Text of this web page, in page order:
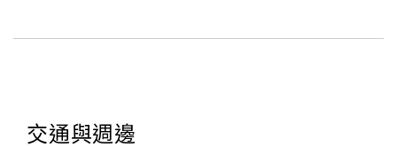
交通與週邊